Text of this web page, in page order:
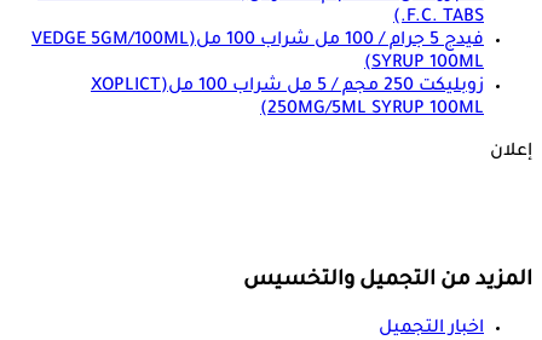
F.C. TABS.)
فيدج 5 جرام / 100 مل شراب 100 مل
(VEDGE 5GM/100ML
SYRUP 100ML)
زوبليكت 250 مجم / 5 مل شراب 100 مل
(XOPLICT
250MG/5ML SYRUP 100ML)
إعلان
المزيد من التجميل والتخسيس
اخبار التجميل